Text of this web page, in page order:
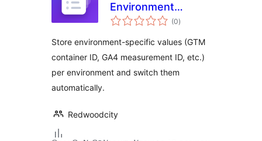
Environment
Profiles
(0ຄະແນນ
ທັງໝົດ
)
Store environment-specific values (GTM
container ID, GA4 measurement ID, etc.)
per environment and switch them
automatically.
Redwoodcity